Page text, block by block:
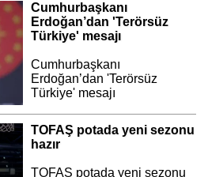
Cumhurbaşkanı
Erdoğan’dan 'Terörsüz
Türkiye' mesajı
Cumhurbaşkanı
Erdoğan’dan 'Terörsüz
Türkiye' mesajı
TOFAŞ potada yeni sezonu
hazır
TOFAŞ potada yeni sezonu